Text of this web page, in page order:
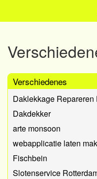
Verschiedenes
Daklekkage Repareren
Dakdekker
arte monsoon
webapplicatie laten
Fischbein
Slotenservice